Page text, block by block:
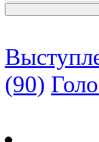
(90)